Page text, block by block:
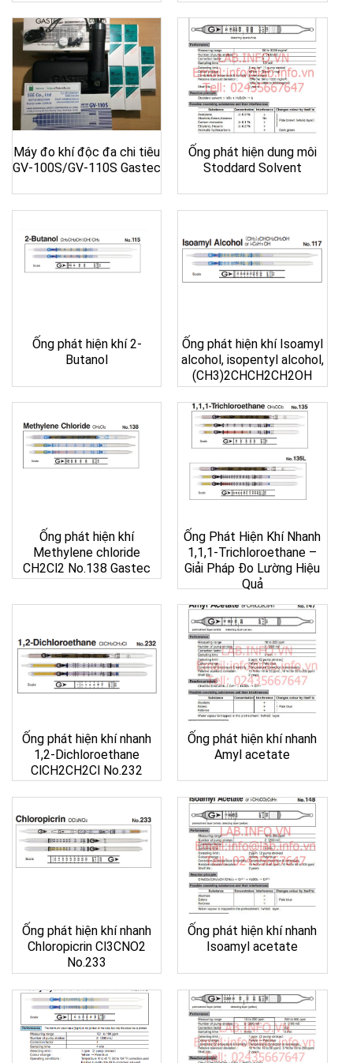
Máy đo khí độc đa chi tiêu
GV-100S/GV-110S Gastec
Ống phát hiện dung môi
Stoddard Solvent
Ống phát hiện khí 2-
Butanol
Ống phát hiện khí Isoamyl
alcohol, isopentyl alcohol,
(CH3)2CHCH2CH2OH
Ống phát hiện khí
Methylene chloride
CH2Cl2 No.138 Gastec
Ống Phát Hiện Khí Nhanh
1,1,1-Trichloroethane –
Giải Pháp Đo Lường Hiệu
Quả
Ống phát hiện khí nhanh
1,2-Dichloroethane
ClCH2CH2Cl No.232
Ống phát hiện khí nhanh
Amyl acetate
Ống phát hiện khí nhanh
Chloropicrin Cl3CNO2
No.233
Ống phát hiện khí nhanh
Isoamyl acetate